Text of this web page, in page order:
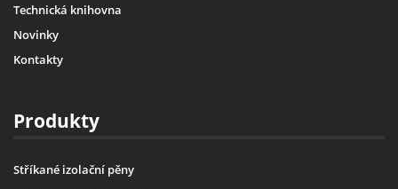
Technická knihovna
Novinky
Kontakty
Produkty
Stříkané izolační pěny